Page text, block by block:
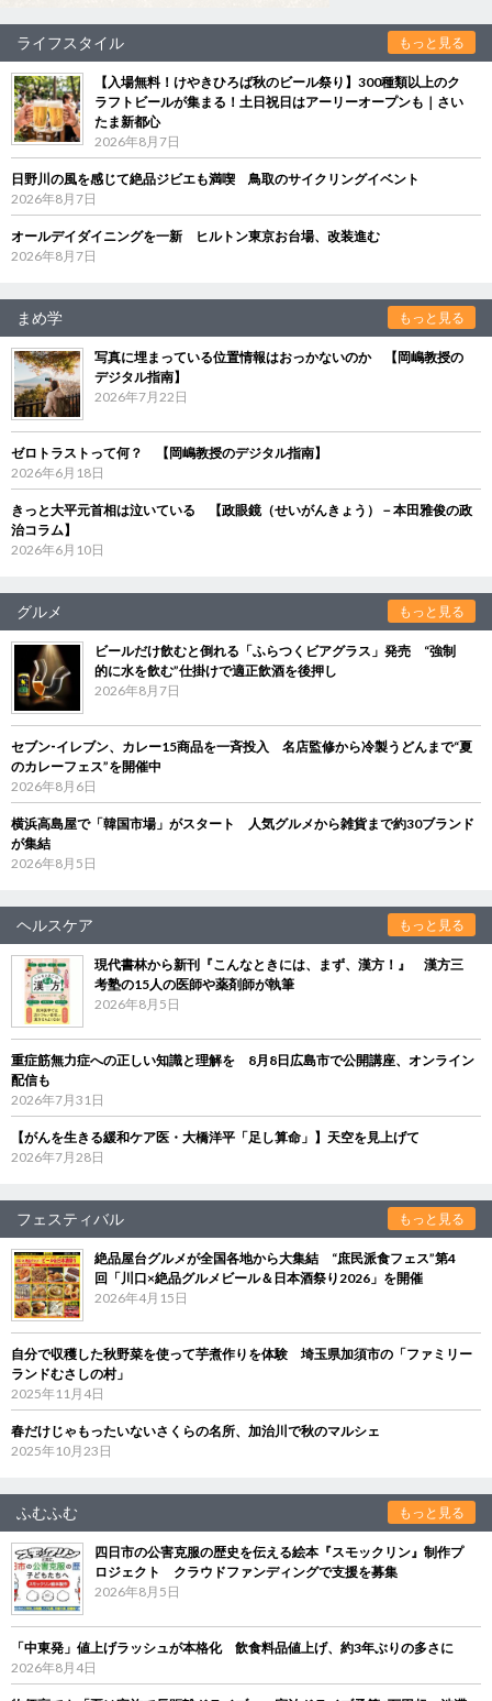
ライフスタイル もっと見る
【入場無料！けやきひろば秋のビール祭り】300種類以上のク
ラフトビールが集まる！土日祝日はアーリーオープンも｜さい
たま新都心
2026年8月7日
日野川の風を感じて絶品ジビエも満喫 鳥取のサイクリングイベント
2026年8月7日
オールデイダイニングを一新 ヒルトン東京お台場、改装進む
2026年8月7日
まめ学 もっと見る
写真に埋まっている位置情報はおっかないのか 【岡嶋教授の
デジタル指南】
2026年7月22日
ゼロトラストって何？ 【岡嶋教授のデジタル指南】
2026年6月18日
きっと大平元首相は泣いている 【政眼鏡（せいがんきょう）－本田雅俊の政
治コラム】
2026年6月10日
グルメ もっと見る
ビールだけ飲むと倒れる「ふらつくビアグラス」発売 “強制
的に水を飲む”仕掛けで適正飲酒を後押し
2026年8月7日
セブン‐イレブン、カレー15商品を一斉投入 名店監修から冷製うどんまで“夏
のカレーフェス”を開催中
2026年8月6日
横浜高島屋で「韓国市場」がスタート 人気グルメから雑貨まで約30ブランド
が集結
2026年8月5日
ヘルスケア もっと見る
現代書林から新刊『こんなときには、まず、漢方！』 漢方三
考塾の15人の医師や薬剤師が執筆
2026年8月5日
重症筋無力症への正しい知識と理解を 8月8日広島市で公開講座、オンライン
配信も
2026年7月31日
【がんを生きる緩和ケア医・大橋洋平「足し算命」】天空を見上げて
2026年7月28日
フェスティバル もっと見る
絶品屋台グルメが全国各地から大集結 “庶民派食フェス”第4
回「川口×絶品グルメビール＆日本酒祭り2026」を開催
2026年4月15日
自分で収穫した秋野菜を使って芋煮作りを体験 埼玉県加須市の「ファミリー
ランドむさしの村」
2025年11月4日
春だけじゃもったいないさくらの名所、加治川で秋のマルシェ
2025年10月23日
ふむふむ もっと見る
四日市の公害克服の歴史を伝える絵本『スモックリン』制作プ
ロジェクト クラウドファンディングで支援を募集
2026年8月5日
「中東発」値上げラッシュが本格化 飲食料品値上げ、約3年ぶりの多さに
2026年8月4日